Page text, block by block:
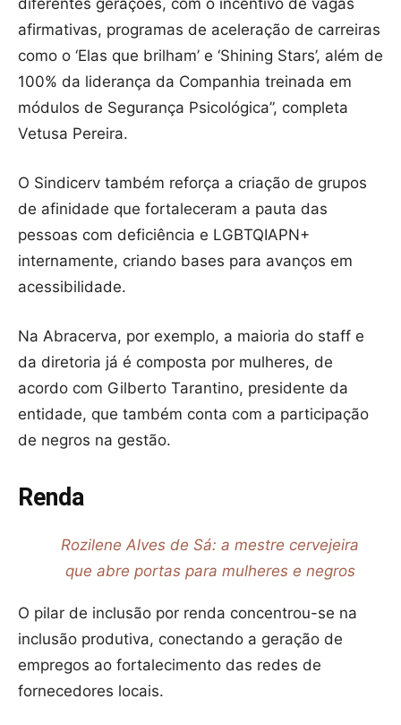
diferentes gerações, com o incentivo de vagas
afirmativas, programas de aceleração de carreiras
como o ‘Elas que brilham’ e ‘Shining Stars’, além de
100% da liderança da Companhia treinada em
módulos de Segurança Psicológica”, completa
Vetusa Pereira.
O Sindicerv também reforça a criação de grupos
de afinidade que fortaleceram a pauta das
pessoas com deficiência e LGBTQIAPN+
internamente, criando bases para avanços em
acessibilidade.
Na Abracerva, por exemplo, a maioria do staff e
da diretoria já é composta por mulheres, de
acordo com Gilberto Tarantino, presidente da
entidade, que também conta com a participação
de negros na gestão.
Renda
Rozilene Alves de Sá: a mestre cervejeira
que abre portas para mulheres e negros
O pilar de inclusão por renda concentrou-se na
inclusão produtiva, conectando a geração de
empregos ao fortalecimento das redes de
fornecedores locais.